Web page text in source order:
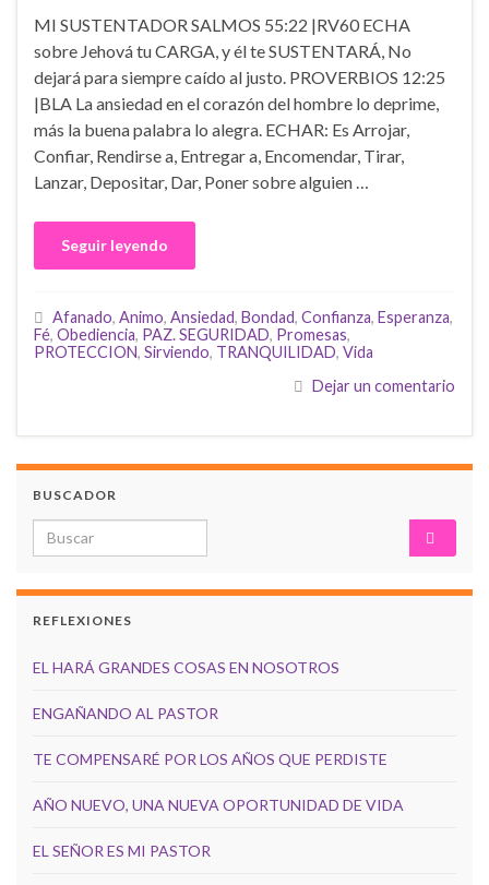
MI SUSTENTADOR SALMOS 55:22 |RV60 ECHA
sobre Jehová tu CARGA, y él te SUSTENTARÁ, No
dejará para siempre caído al justo. PROVERBIOS 12:25
|BLA La ansiedad en el corazón del hombre lo deprime,
más la buena palabra lo alegra. ECHAR: Es Arrojar,
Confiar, Rendirse a, Entregar a, Encomendar, Tirar,
Lanzar, Depositar, Dar, Poner sobre alguien …
Seguir leyendo
Afanado, Animo, Ansiedad, Bondad, Confianza, Esperanza,
Fé, Obediencia, PAZ. SEGURIDAD, Promesas,
PROTECCION, Sirviendo, TRANQUILIDAD, Vida
Dejar un comentario
BUSCADOR
Search for:
REFLEXIONES
EL HARÁ GRANDES COSAS EN NOSOTROS
ENGAÑANDO AL PASTOR
TE COMPENSARÉ POR LOS AÑOS QUE PERDISTE
AÑO NUEVO, UNA NUEVA OPORTUNIDAD DE VIDA
EL SEÑOR ES MI PASTOR